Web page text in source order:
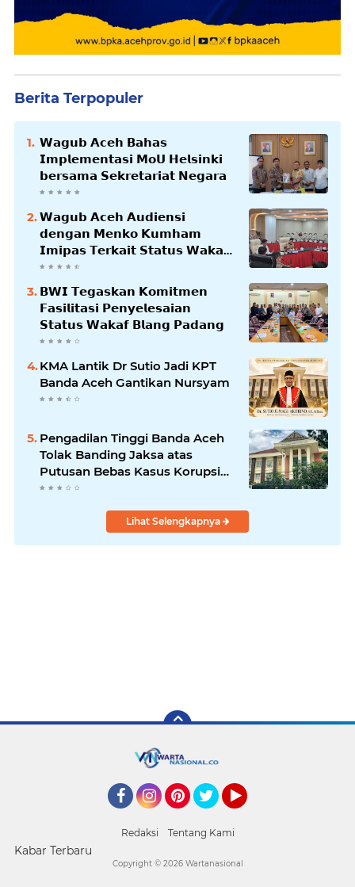
Berita Terpopuler
𝗪𝗮𝗴𝘂𝗯 𝗔𝗰𝗲𝗵 𝗕𝗮𝗵𝗮𝘀
𝗜𝗺𝗽𝗹𝗲𝗺𝗲𝗻𝘁𝗮𝘀𝗶 𝗠𝗼𝗨 𝗛𝗲𝗹𝘀𝗶𝗻𝗸𝗶
𝗯𝗲𝗿𝘀𝗮𝗺𝗮 𝗦𝗲𝗸𝗿𝗲𝘁𝗮𝗿𝗶𝗮𝘁 𝗡𝗲𝗴𝗮𝗿𝗮
𝗪𝗮𝗴𝘂𝗯 𝗔𝗰𝗲𝗵 𝗔𝘂𝗱𝗶𝗲𝗻𝘀𝗶
𝗱𝗲𝗻𝗴𝗮𝗻 𝗠𝗲𝗻𝗸𝗼 𝗞𝘂𝗺𝗵𝗮𝗺
𝗜𝗺𝗶𝗽𝗮𝘀 𝗧𝗲𝗿𝗸𝗮𝗶𝘁 𝗦𝘁𝗮𝘁𝘂𝘀 𝗪𝗮𝗸𝗮𝗳
𝗕𝗹𝗮𝗻𝗴𝗽𝗮𝗱𝗮𝗻𝗴
𝗕𝗪𝗜 𝗧𝗲𝗴𝗮𝘀𝗸𝗮𝗻 𝗞𝗼𝗺𝗶𝘁𝗺𝗲𝗻
𝗙𝗮𝘀𝗶𝗹𝗶𝘁𝗮𝘀𝗶 𝗣𝗲𝗻𝘆𝗲𝗹𝗲𝘀𝗮𝗶𝗮𝗻
𝗦𝘁𝗮𝘁𝘂𝘀 𝗪𝗮𝗸𝗮𝗳 𝗕𝗹𝗮𝗻𝗴 𝗣𝗮𝗱𝗮𝗻𝗴
KMA Lantik Dr Sutio Jadi KPT
Banda Aceh Gantikan Nursyam
Pengadilan Tinggi Banda Aceh
Tolak Banding Jaksa atas
Putusan Bebas Kasus Korupsi
Wastafel
Lihat Selengkapnya
Redaksi Tentang Kami
Kabar Terbaru
Copyright © 2026 Wartanasional